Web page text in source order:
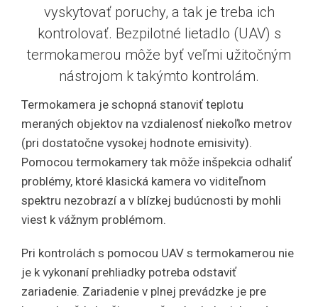
vyskytovať poruchy, a tak je treba ich
kontrolovať. Bezpilotné lietadlo (UAV) s
termokamerou môže byť veľmi užitočným
nástrojom k takýmto kontrolám.
Termokamera je schopná stanoviť teplotu
meraných objektov na vzdialenosť niekoľko metrov
(pri dostatočne vysokej hodnote emisivity).
Pomocou termokamery tak môže inšpekcia odhaliť
problémy, ktoré klasická kamera vo viditeľnom
spektru nezobrazí a v blízkej budúcnosti by mohli
viest k vážnym problémom.
Pri kontrolách s pomocou UAV s termokamerou nie
je k vykonaní prehliadky potreba odstaviť
zariadenie. Zariadenie v plnej prevádzke je pre